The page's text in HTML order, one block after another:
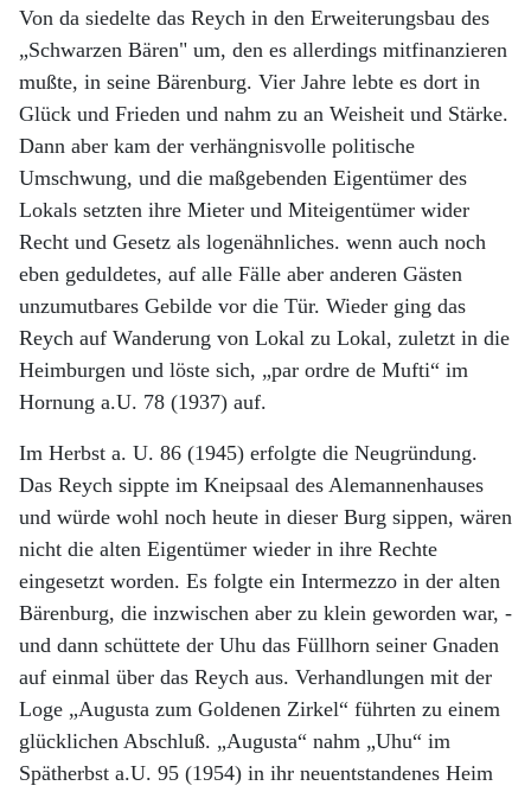
Von da siedelte das Reych in den Erweiterungsbau des
„Schwarzen Bären" um, den es allerdings mitfinanzieren
mußte, in seine Bärenburg. Vier Jahre lebte es dort in
Glück und Frieden und nahm zu an Weisheit und Stärke.
Dann aber kam der verhängnisvolle politische
Umschwung, und die maßgebenden Eigentümer des
Lokals setzten ihre Mieter und Miteigentümer wider
Recht und Gesetz als logenähnliches. wenn auch noch
eben geduldetes, auf alle Fälle aber anderen Gästen
unzumutbares Gebilde vor die Tür. Wieder ging das
Reych auf Wanderung von Lokal zu Lokal, zuletzt in die
Heimburgen und löste sich, „par ordre de Mufti“ im
Hornung a.U. 78 (1937) auf.
Im Herbst a. U. 86 (1945) erfolgte die Neugründung.
Das Reych sippte im Kneipsaal des Alemannenhauses
und würde wohl noch heute in dieser Burg sippen, wären
nicht die alten Eigentümer wieder in ihre Rechte
eingesetzt worden. Es folgte ein Intermezzo in der alten
Bärenburg, die inzwischen aber zu klein geworden war, -
und dann schüttete der Uhu das Füllhorn seiner Gnaden
auf einmal über das Reych aus. Verhandlungen mit der
Loge „Augusta zum Goldenen Zirkel“ führten zu einem
glücklichen Abschluß. „Augusta“ nahm „Uhu“ im
Spätherbst a.U. 95 (1954) in ihr neuentstandenes Heim